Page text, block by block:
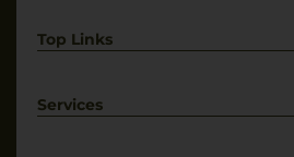
Top Links
Weißwein
Services